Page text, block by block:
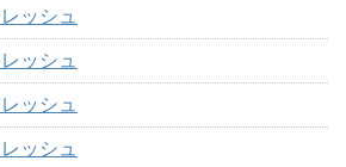
ッシュ
ッシュ
ッシュ
ッシュ